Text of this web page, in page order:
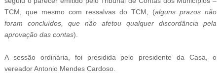
TCM, que mesmo com ressalvas do TCM, (alguns prazos não
foram concluídos, que não afetou qualquer discordância pela
aprovação das contas).
A sessão ordinária, foi presidida pelo presidente da Casa, o
vereador Antonio Mendes Cardoso.